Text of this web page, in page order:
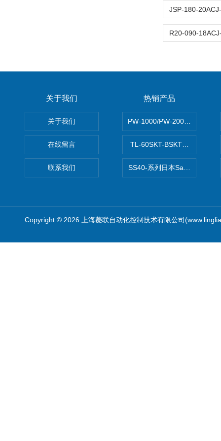
关于我们
关于我们
在线留言
联系我们
热销产品
PW-1000/PW-
TL-60SKT-BSKTC张力控制器
SS40-系列日本Sawamura泽
Copyright © 2026 上海菱联自动化控制技术有限公司